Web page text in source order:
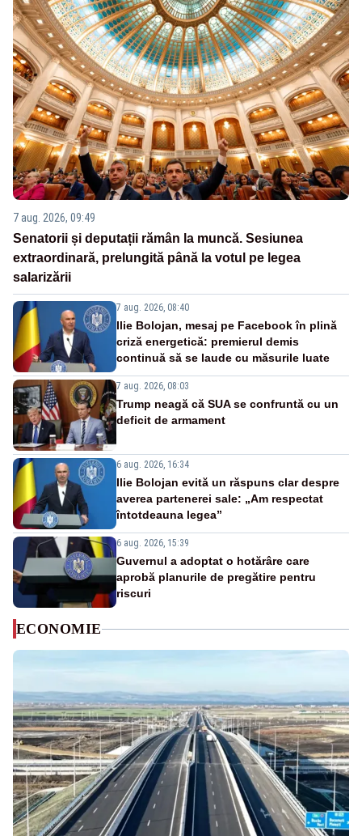
7 aug. 2026, 09:49
Senatorii și deputații rămân la muncă. Sesiunea
extraordinară, prelungită până la votul pe legea
salarizării
7 aug. 2026, 08:40
Ilie Bolojan, mesaj pe Facebook în plină
criză energetică: premierul demis
continuă să se laude cu măsurile luate
7 aug. 2026, 08:03
Trump neagă că SUA se confruntă cu un
deficit de armament
6 aug. 2026, 16:34
Ilie Bolojan evită un răspuns clar despre
averea partenerei sale: „Am respectat
întotdeauna legea”
6 aug. 2026, 15:39
Guvernul a adoptat o hotărâre care
aprobă planurile de pregătire pentru
riscuri
ECONOMIE